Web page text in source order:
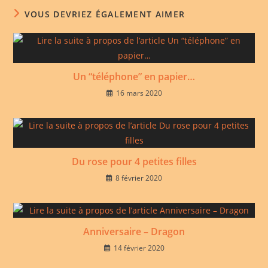
VOUS DEVRIEZ ÉGALEMENT AIMER
Un “téléphone” en papier…
16 mars 2020
Du rose pour 4 petites filles
8 février 2020
Anniversaire – Dragon
14 février 2020